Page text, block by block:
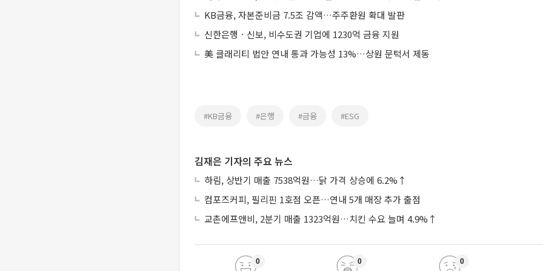
KB금융, 자본준비금 7.5조 감액…주주환원 확대 발판
신한은행ㆍ신보, 비수도권 기업에 1230억 금융 지원
美 클래리티 법안 연내 통과 가능성 13%…상원 문턱서 제동
#KB금융 #은행 #금융 #ESG
김재은 기자의 주요 뉴스
하림, 상반기 매출 7538억원…닭 가격 상승에 6.2%↑
컴포즈커피, 필리핀 1호점 오픈…연내 5개 매장 추가 출점
교촌에프앤비, 2분기 매출 1323억원…치킨 수요 늘며 4.9%↑
0 0 0